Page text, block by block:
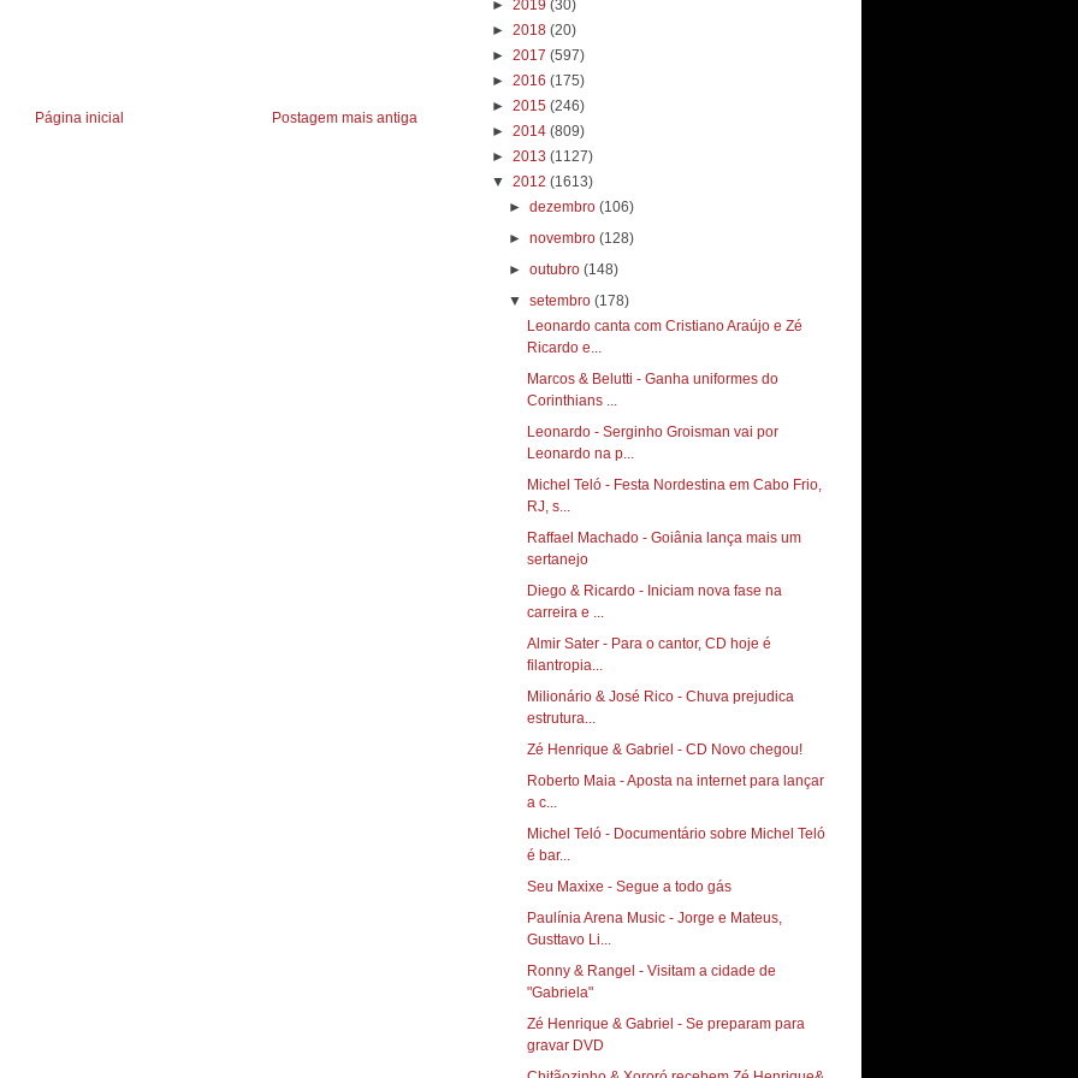
Postagem mais antiga
Página inicial
► 2019 (30)
► 2018 (20)
► 2017 (597)
► 2016 (175)
► 2015 (246)
► 2014 (809)
► 2013 (1127)
▼ 2012 (1613)
►dezembro(106)
►novembro(128)
►outubro(148)
▼setembro(178)
Leonardo canta com Cristiano Araújo e Zé
Ricardo e...
Marcos & Belutti - Ganha uniformes do
Corinthians ...
Leonardo - Serginho Groisman vai por
Leonardo na p...
Michel Teló - Festa Nordestina em Cabo Frio,
RJ, s...
Raffael Machado - Goiânia lança mais um
sertanejo
Diego & Ricardo - Iniciam nova fase na
carreira e ...
Almir Sater - Para o cantor, CD hoje é
filantropia...
Milionário & José Rico - Chuva prejudica
estrutura...
Zé Henrique & Gabriel - CD Novo chegou!
Roberto Maia - Aposta na internet para lançar
a c...
Michel Teló - Documentário sobre Michel Teló
é bar...
Seu Maxixe - Segue a todo gás
Paulínia Arena Music - Jorge e Mateus,
Gusttavo Li...
Ronny & Rangel - Visitam a cidade de
"Gabriela"‏
Zé Henrique & Gabriel - Se preparam para
gravar DVD